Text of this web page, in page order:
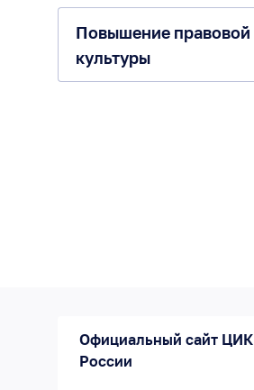
Повышение правовой
культуры
Официальный сайт ЦИК
России